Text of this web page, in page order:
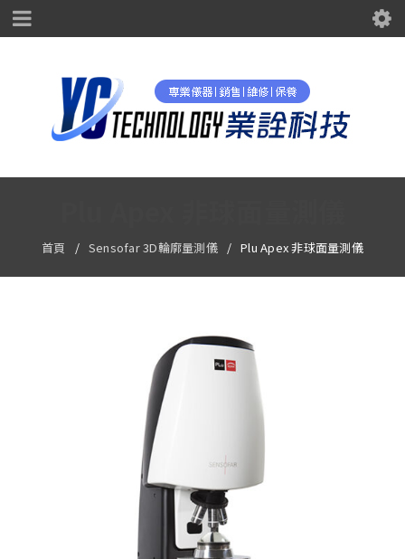
首頁 / Sensofar 3D輪廓量測儀 / Plu Apex 非球面量測儀